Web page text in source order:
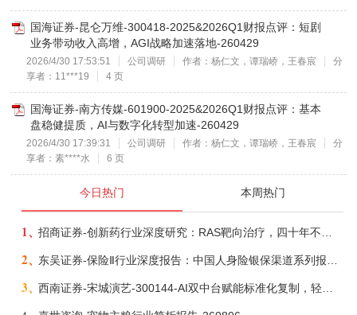
国海证券-昆仑万维-300418-2025&2026Q1财报点评：短剧
业务带动收入高增，AGI战略加速落地-260429
2026/4/30 17:53:51 公司调研 作者：杨仁文，谭瑞峤，王春宸
分
享者：11***19
4 页
国海证券-南方传媒-601900-2025&2026Q1财报点评：基本
盘稳健提质，AI与数字化转型加速-260429
2026/4/30 17:39:31 公司调研 作者：杨仁文，谭瑞峤，王春宸
分
享者：素****水
6 页
今日热门 本周热门
1、
2、
3、